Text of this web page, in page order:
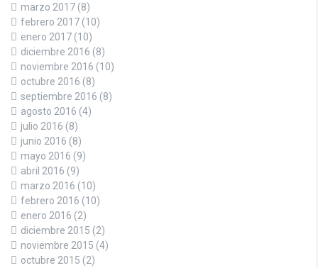
marzo 2017 (8)
febrero 2017 (10)
enero 2017 (10)
diciembre 2016 (8)
noviembre 2016 (10)
octubre 2016 (8)
septiembre 2016 (8)
agosto 2016 (4)
julio 2016 (8)
junio 2016 (8)
mayo 2016 (9)
abril 2016 (9)
marzo 2016 (10)
febrero 2016 (10)
enero 2016 (2)
diciembre 2015 (2)
noviembre 2015 (4)
octubre 2015 (2)